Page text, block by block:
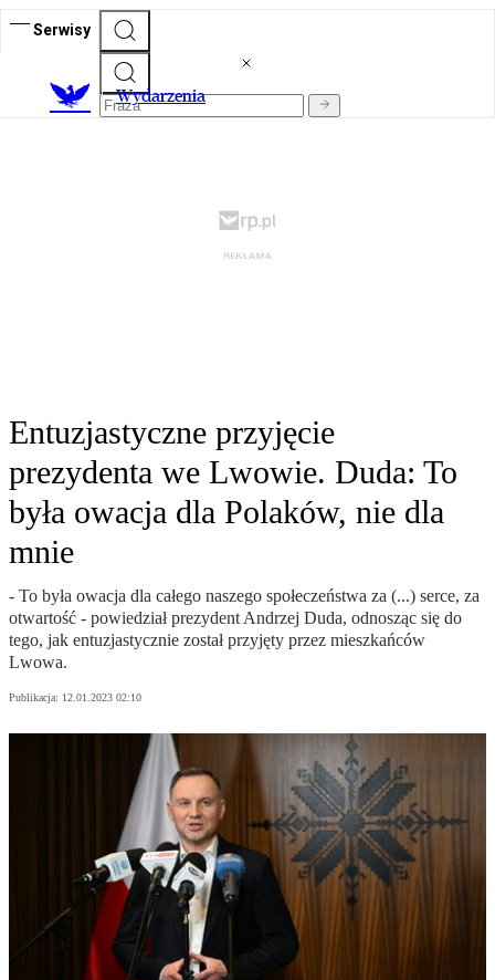
Serwisy
Wydarzenia
Entuzjastyczne przyjęcie
prezydenta we Lwowie. Duda: To
była owacja dla Polaków, nie dla
mnie
- To była owacja dla całego naszego społeczeństwa za (...) serce, za
otwartość - powiedział prezydent Andrzej Duda, odnosząc się do
tego, jak entuzjastycznie został przyjęty przez mieszkańców
Lwowa.
Publikacja: 12.01.2023 02:10